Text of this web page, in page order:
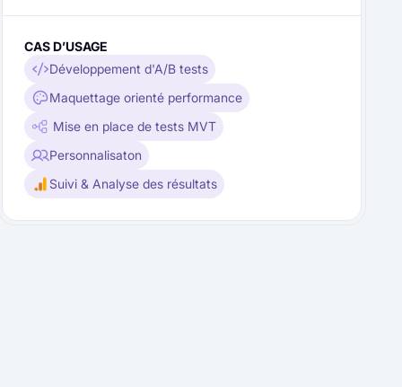
CAS D’USAGE
Développement d'A/B tests
Maquettage orienté performance
Mise en place de tests MVT
Personnalisaton
Suivi & Analyse des résultats